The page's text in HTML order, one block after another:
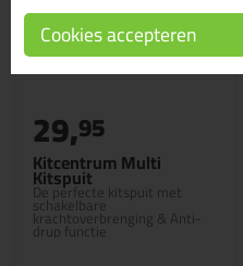
Kitcentrum Multi
Kitspuit
De perfecte kitspuit met
schakelbare
krachtoverbrenging & Anti-
drup functie
29,95
Cookies accepteren